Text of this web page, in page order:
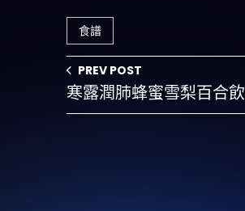
食譜
PREV POST
寒露潤肺蜂蜜雪梨百合飲